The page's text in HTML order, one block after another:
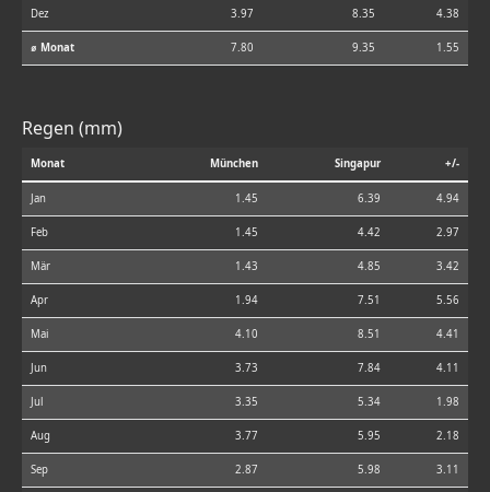
Dez 3.97 8.35 4.38
⌀ Monat 7.80 9.35 1.55
Regen (mm)
Monat München Singapur +/-
Jan 1.45 6.39 4.94
Feb 1.45 4.42 2.97
Mär 1.43 4.85 3.42
Apr 1.94 7.51 5.56
Mai 4.10 8.51 4.41
Jun 3.73 7.84 4.11
Jul 3.35 5.34 1.98
Aug 3.77 5.95 2.18
Sep 2.87 5.98 3.11